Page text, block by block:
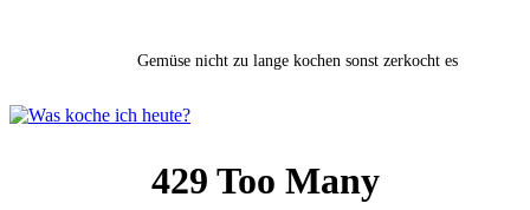
Gemüse nicht zu lange kochen sonst zerkocht es